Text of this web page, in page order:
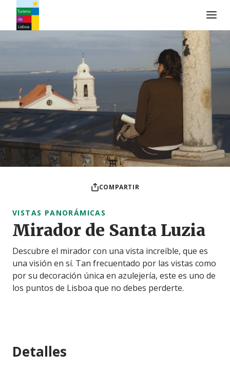
COMPARTIR
VISTAS PANORÁMICAS
Mirador de Santa Luzia
Descubre el mirador con una vista increíble, que es
una visión en sí. Tan frecuentado por las vistas como
por su decoración única en azulejería, este es uno de
los puntos de Lisboa que no debes perderte.
Detalles